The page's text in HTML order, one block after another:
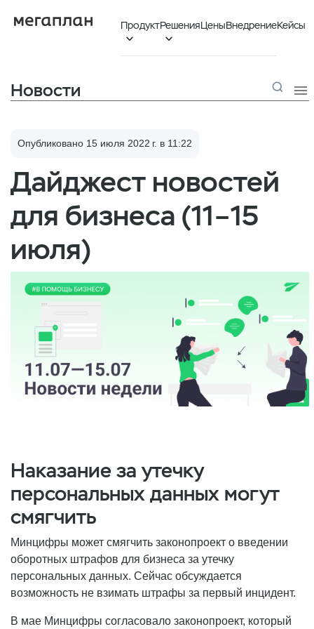
Продукт

Решения

ЦеныВнедрениеКейсы
Новости 
Опубликовано 15 июля 2022 г. в 11:22
Дайджест новостей
для бизнеса (11–15
июля)
Наказание за утечку
персональных данных могут
смягчить
Минцифры может смягчить законопроект о введении
оборотных штрафов для бизнеса за утечку
персональных данных. Сейчас обсуждается
возможность не взимать штрафы за первый инцидент.
В мае Минцифры согласовало законопроект, который